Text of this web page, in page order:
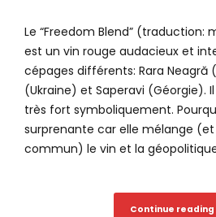
Le “Freedom Blend” (traduction:
est un vin rouge audacieux et
cépages différents: Rara Neagră
(Ukraine) et Saperavi (Géorgie).
très fort symboliquement.
surprenante car elle mélange (et
commun) le vin et la
Continue reading